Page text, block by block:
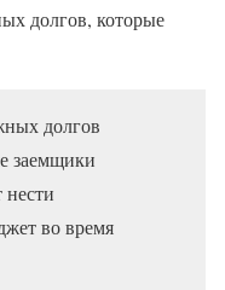
долгов, которые
долгов
заемщики
во время